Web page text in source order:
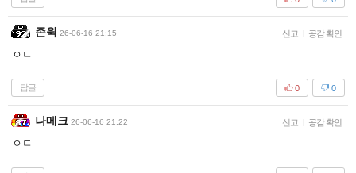
존윅 26-06-16 21:15 신고 | 공감 확인
ㅇㄷ
답글 0
0
나메크 26-06-16 21:22 신고 | 공감 확인
ㅇㄷ